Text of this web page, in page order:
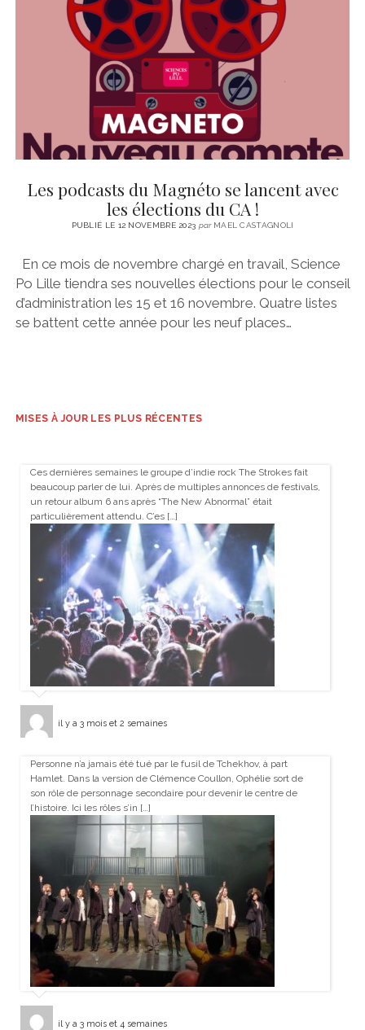
CINÉMA
LITTÉRATURE
ÉCONOMIE
SPORT
MÉDIAS
SANTÉ
instagram
emailemail-
form
Les podcasts du Magnéto se lancent avec
les élections du CA !
PUBLIÉ LE 12 NOVEMBRE 2023 parMAEL CASTAGNOLI
En ce mois de novembre chargé en travail, Science
Po Lille tiendra ses nouvelles élections pour le conseil
d’administration les 15 et 16 novembre. Quatre listes
se battent cette année pour les neuf places…
MISES À JOUR LES PLUS RÉCENTES
Ces dernières semaines le groupe d’indie rock The Strokes fait
beaucoup parler de lui. Après de multiples annonces de festivals,
un retour album 6 ans après “The New Abnormal” était
particulièrement attendu. C’es […]
il y a 3 mois et 2 semaines
Personne n’a jamais été tué par le fusil de Tchekhov, à part
Hamlet. Dans la version de Clémence Coullon, Ophélie sort de
son rôle de personnage secondaire pour devenir le centre de
l’histoire. Ici les rôles s’in […]
il y a 3 mois et 4 semaines